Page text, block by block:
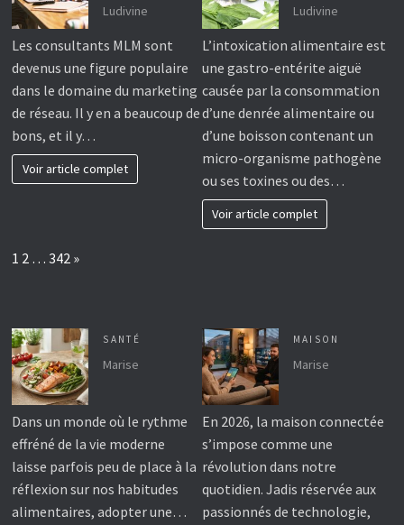
Ludivine
Les consultants MLM sont
devenus une figure populaire
dans le domaine du marketing
de réseau. Il y en a beaucoup de
bons, et il y…
Voir article complet
Ludivine
L’intoxication alimentaire est
une gastro-entérite aiguë
causée par la consommation
d’une denrée alimentaire ou
d’une boisson contenant un
micro-organisme pathogène
ou ses toxines ou des…
Voir article complet
Page:
1 2 … 342 Next
»
SANTÉ
Marise
Dans un monde où le rythme
effréné de la vie moderne
laisse parfois peu de place à la
réflexion sur nos habitudes
alimentaires, adopter une…
MAISON
Marise
En 2026, la maison connectée
s’impose comme une
révolution dans notre
quotidien. Jadis réservée aux
passionnés de technologie,